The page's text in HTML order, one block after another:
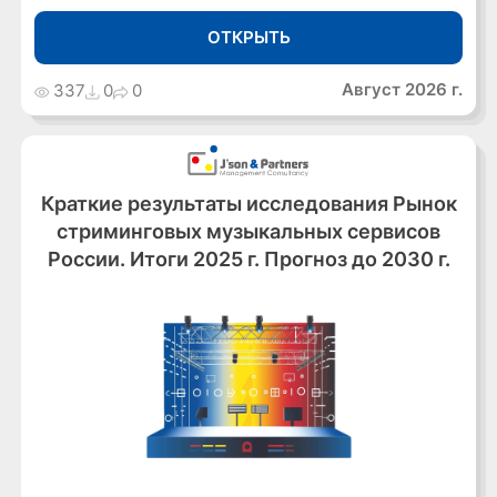
ОТКРЫТЬ
337 0 0 Август 2026 г.
Краткие результаты исследования Рынок
стриминговых музыкальных сервисов
России. Итоги 2025 г. Прогноз до 2030 г.